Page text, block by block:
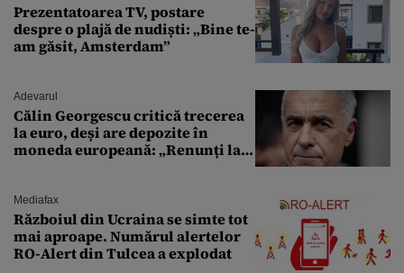
Prezentatoarea TV, postare
despre o plajă de nudiști: „Bine te-
am găsit, Amsterdam”
Adevarul
Călin Georgescu critică trecerea
la euro, deși are depozite în
moneda europeană: „Renunți la
Mediafax
Războiul din Ucraina se simte tot
mai aproape. Numărul alertelor
RO-Alert din Tulcea a explodat